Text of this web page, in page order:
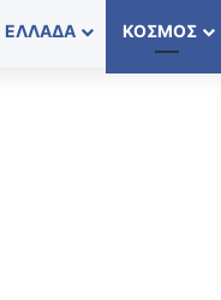
ΕΛΛΆΔΑ ΚΌΣΜΟΣ